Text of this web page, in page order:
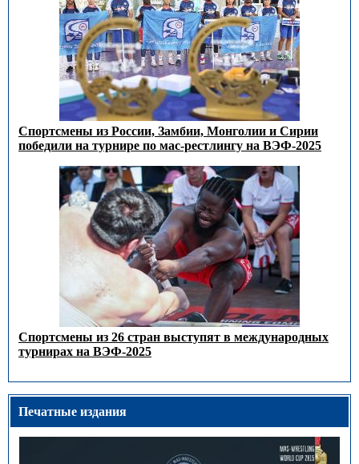
Спортсмены из России, Замбии, Монголии и Сирии
победили на турнире по мас-рестлингу на ВЭФ-2025
Спортсмены из 26 стран выступят в международных
турнирах на ВЭФ-2025
Печатные издания